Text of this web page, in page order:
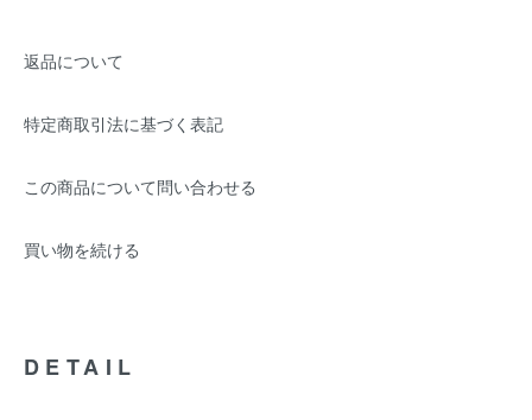
返品について
特定商取引法に基づく表記
この商品について問い合わせる
買い物を続ける
DETAIL